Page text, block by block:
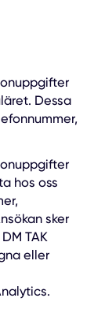
Dessa
hos oss
sker
TAK
eller